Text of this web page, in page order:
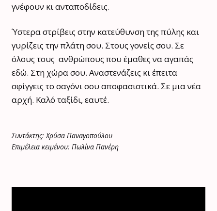
γνέφουν κι ανταποδίδεις.
Ύστερα στρίβεις στην κατεύθυνση της πύλης και
γυρίζεις την πλάτη σου. Στους γονείς σου. Σε
όλους τους ανθρώπους που έμαθες να αγαπάς
εδώ. Στη χώρα σου. Αναστενάζεις κι έπειτα
σφίγγεις το σαγόνι σου αποφασιστικά. Σε μια νέα
αρχή. Καλό ταξίδι, εαυτέ.
Συντάκτης: Χρύσα Παναγοπούλου
Επιμέλεια κειμένου: Πωλίνα Πανέρη